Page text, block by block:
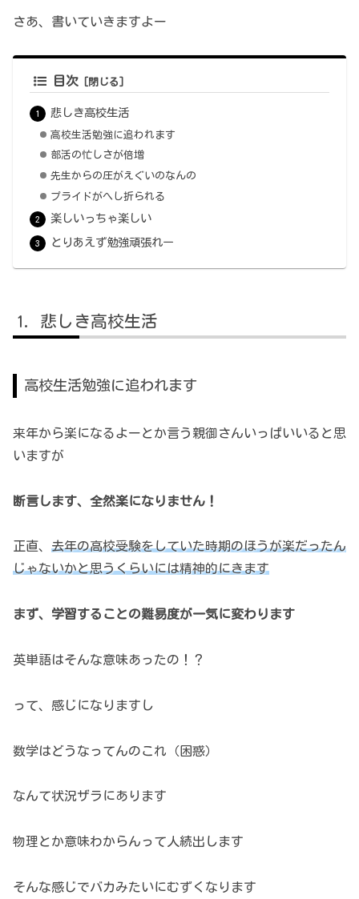
さあ、書いていきますよー
目次
悲しき高校生活
高校生活勉強に追われます
部活の忙しさが倍増
先生からの圧がえぐいのなんの
プライドがへし折られる
楽しいっちゃ楽しい
とりあえず勉強頑張れー
悲しき高校生活
高校生活勉強に追われます
来年から楽になるよーとか言う親御さんいっぱいいると思
いますが
断言します、全然楽になりません！
正直、 去年の高校受験をしていた時期のほうが楽だったん
じゃないかと思うくらいには精神的にきます
まず、学習することの難易度が一気に変わります
英単語はそんな意味あったの！？
って、感じになりますし
数学はどうなってんのこれ（困惑）
なんて状況ザラにあります
物理とか意味わからんって人続出します
そんな感じでバカみたいにむずくなります